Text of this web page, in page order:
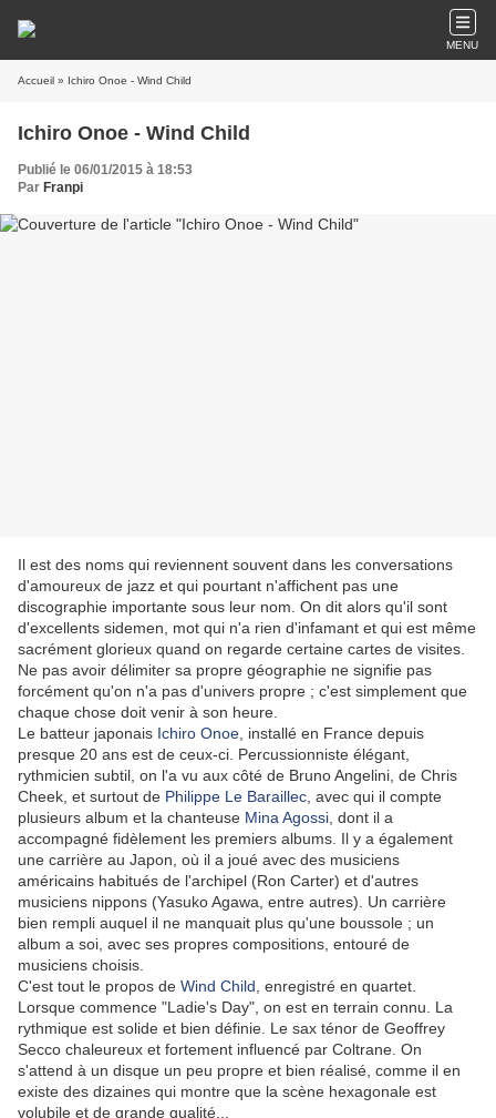
MENU
Accueil » Ichiro Onoe - Wind Child
Ichiro Onoe - Wind Child
Publié le 06/01/2015 à 18:53
Par Franpi
Il est des noms qui reviennent souvent dans les conversations
d'amoureux de jazz et qui pourtant n'affichent pas une
discographie importante sous leur nom. On dit alors qu'il sont
d'excellents sidemen, mot qui n'a rien d'infamant et qui est même
sacrément glorieux quand on regarde certaine cartes de visites.
Ne pas avoir délimiter sa propre géographie ne signifie pas
forcément qu'on n'a pas d'univers propre ; c'est simplement que
chaque chose doit venir à son heure.
Le batteur japonais Ichiro Onoe , installé en France depuis
presque 20 ans est de ceux-ci. Percussionniste élégant,
rythmicien subtil, on l'a vu aux côté de Bruno Angelini, de Chris
Cheek, et surtout de Philippe Le Baraillec , avec qui il compte
plusieurs album et la chanteuse Mina Agossi , dont il a
accompagné fidèlement les premiers albums. Il y a également
une carrière au Japon, où il a joué avec des musiciens
américains habitués de l'archipel (Ron Carter) et d'autres
musiciens nippons (Yasuko Agawa, entre autres). Un carrière
bien rempli auquel il ne manquait plus qu'une boussole ; un
album a soi, avec ses propres compositions, entouré de
musiciens choisis.
C'est tout le propos de Wind Child , enregistré en quartet.
Lorsque commence "Ladie's Day", on est en terrain connu. La
rythmique est solide et bien définie. Le sax ténor de Geoffrey
Secco chaleureux et fortement influencé par Coltrane. On
s'attend à un disque un peu propre et bien réalisé, comme il en
existe des dizaines qui montre que la scène hexagonale est
volubile et de grande qualité...